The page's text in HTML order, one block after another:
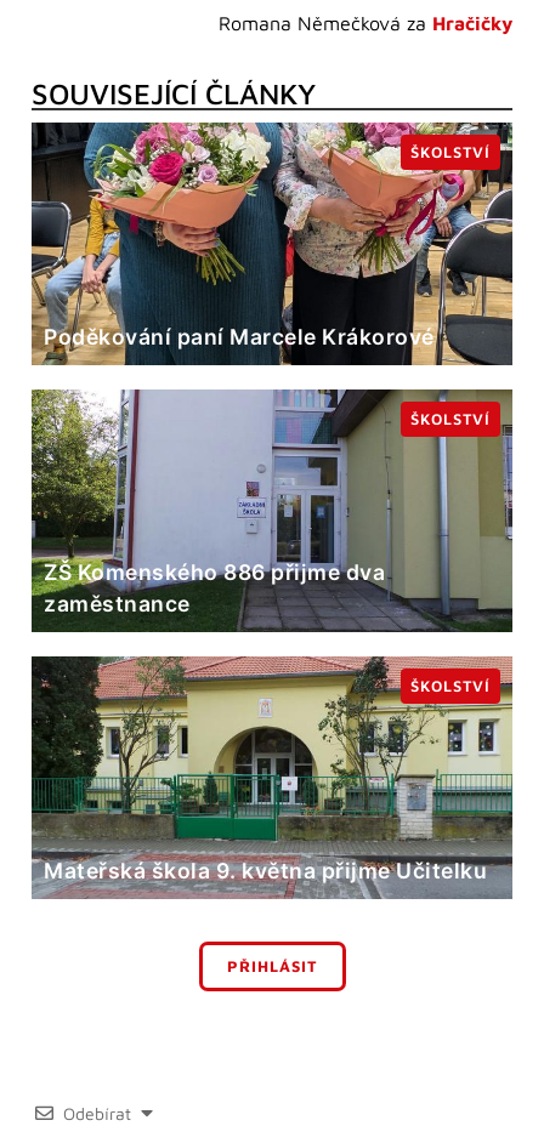
Romana Němečková za Hračičky
SOUVISEJÍCÍ ČLÁNKY
Poděkování paní Marcele Krákorové
ŠKOLSTVÍ
ZŠ Komenského 886 přijme dva
zaměstnance
ŠKOLSTVÍ
Mateřská škola 9. května přijme Učitelku
ŠKOLSTVÍ
PŘIHLÁSIT
Odebírat